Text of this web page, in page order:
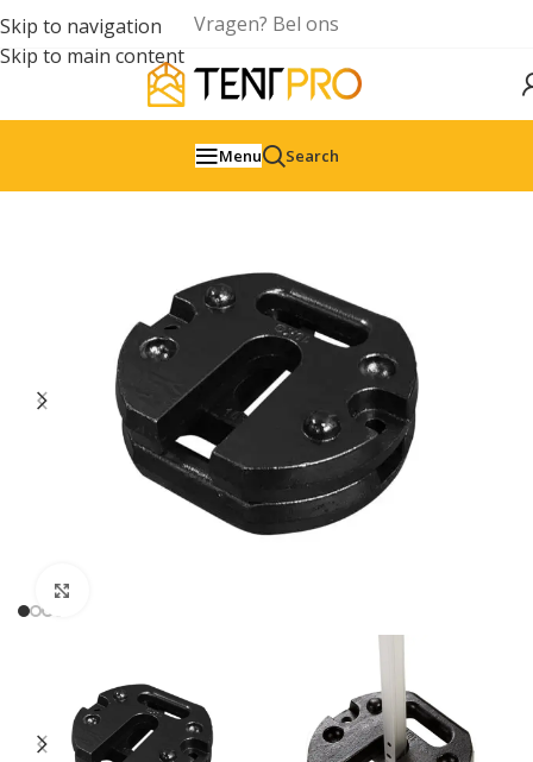
Skip to navigation
Skip to main content
Vragen? Bel ons
Menu Search